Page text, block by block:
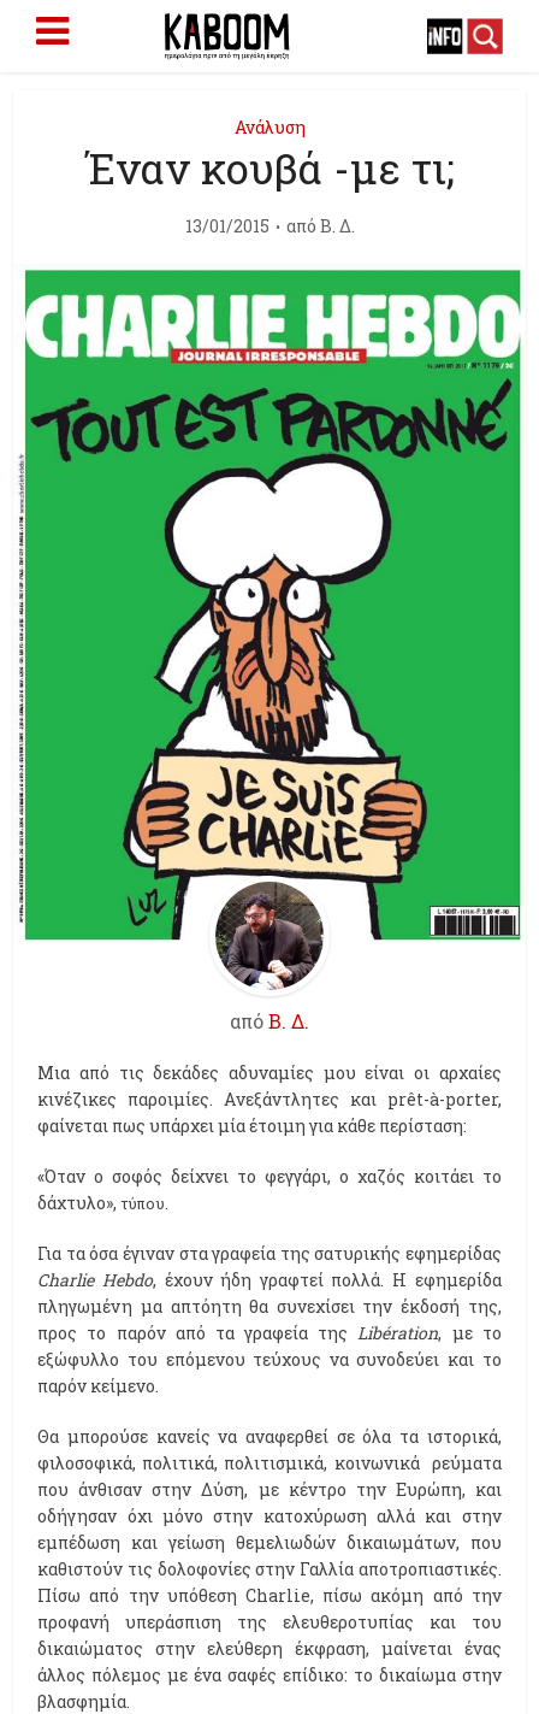
Ανάλυση
Έναν κουβά -με τι;
13/01/2015 από Β. Δ.
απόΒ. Δ.
Μια από τις δεκάδες αδυναμίες μου είναι οι αρχαίες
κινέζικες παροιμίες. Aνεξάντλητες και prêt-à-porter,
φαίνεται πως υπάρχει μία έτοιμη για κάθε περίσταση:
«Όταν ο σοφός δείχνει το φεγγάρι, ο χαζός κοιτάει το
δάχτυλο»,τύπου.
Για τα όσα έγιναν στα γραφεία της σατυρικής εφημερίδας
Charlie Hebdo, έχουν ήδη γραφτεί πολλά. Η εφημερίδα
πληγωμένη μα απτόητη θα συνεχίσει την έκδοσή της,
προς το παρόν από τα γραφεία τηςLibération, με το
εξώφυλλο του επόμενου τεύχους να συνοδεύει και το
παρόν κείμενο.
Θα μπορούσε κανείς να αναφερθεί σε όλα τα ιστορικά,
φιλοσοφικά, πολιτικά, πολιτισμικά, κοινωνικά ρεύματα
που άνθισαν στην Δύση, με κέντρο την Ευρώπη, και
οδήγησαν όχι μόνο στην κατοχύρωση αλλά και στην
εμπέδωση και γείωση θεμελιωδών δικαιωμάτων, που
καθιστούν τις δολοφονίες στην Γαλλία αποτροπιαστικές.
Πίσω από την υπόθεση Charlie, πίσω ακόμη από την
προφανή υπεράσπιση της ελευθεροτυπίας και του
δικαιώματος στην ελεύθερη έκφραση, μαίνεται ένας
άλλος πόλεμος με ένα σαφές επίδικο: το δικαίωμα στην
βλασφημία.